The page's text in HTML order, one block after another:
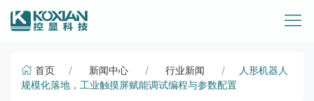
首页 新闻中心 行业新闻
人形机器人
规模化落地，工业触摸屏赋能调试编程与参数配置